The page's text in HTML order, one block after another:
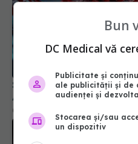
Suprafețele din lemn
Au proprietăți antivirale
02 sep 2024, 14:49
Bun
DC Medical vă
Publicitate și
ale publicității și de
audienței și
Stocarea și/sau
un dispozitiv